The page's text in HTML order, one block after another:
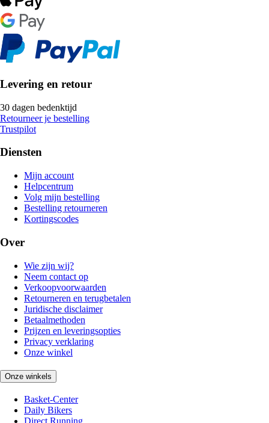
Levering en retour
30 dagen bedenktijd
Retourneer je bestelling
Trustpilot
Diensten
Mijn account
Helpcentrum
Volg mijn bestelling
Bestelling retourneren
Kortingscodes
Over
Wie zijn wij?
Neem contact op
Verkoopvoorwaarden
Retourneren en terugbetalen
Juridische disclaimer
Betaalmethoden
Prijzen en leveringsopties
Privacy verklaring
Onze winkel
Onze winkels
Basket-Center
Daily Bikers
Direct Running